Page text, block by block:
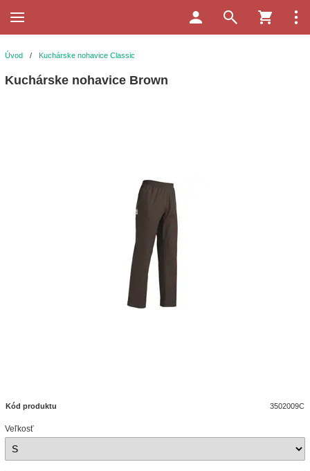
Úvod / Kuchárske nohavice Classic
Kuchárske nohavice Brown
Kód produktu 3502009C
Veľkosť